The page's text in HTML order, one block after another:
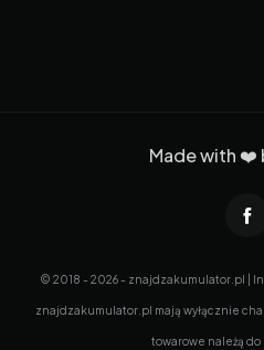
Made with ❤️
© 2018 - 2026 - znajdzakumulator.pl |
znajdzakumulator.pl mają wyłącznie
towarowe należą do